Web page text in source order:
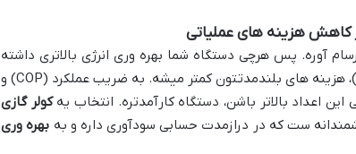
آوره. پس هرچی دستگاه شما بهره وری انرژی بالاتری داشته
باشه (یعنی با مصرف برق کمتر، سرمایش بیشتری بده)، هزینه های بلندمدتتون کمتر میشه. به ضریب عملکرد (COP) و
کولر گازی
ست که در درازمدت حسابی سودآوری داره و به بهره وری